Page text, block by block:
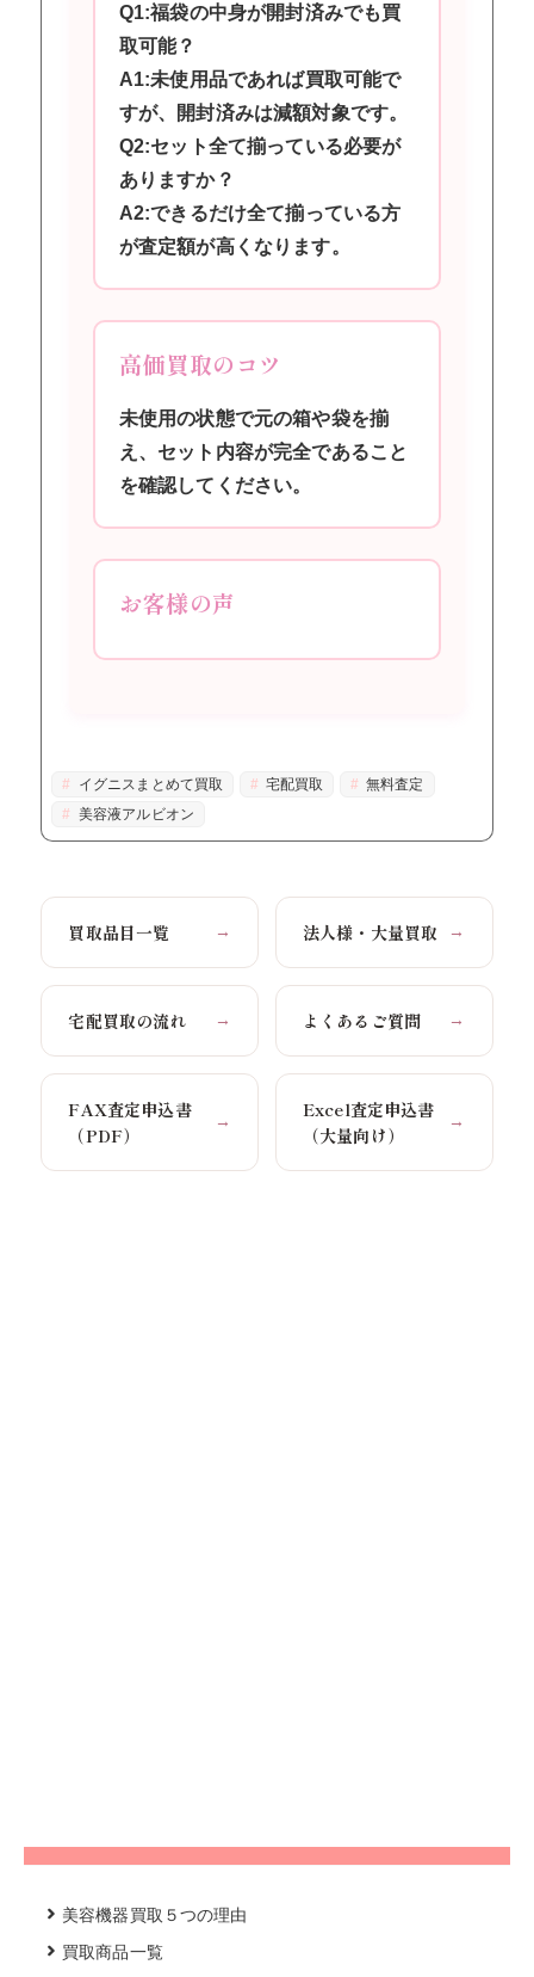
Q1:福袋の中身が開封済みでも買
取可能？
A1:未使用品であれば買取可能で
すが、開封済みは減額対象です。
Q2:セット全て揃っている必要が
ありますか？
A2:できるだけ全て揃っている方
が査定額が高くなります。
高価買取のコツ
未使用の状態で元の箱や袋を揃
え、セット内容が完全であること
を確認してください。
お客様の声
イグニスまとめて買取 宅配買取
無料査定
美容液アルビオン
買取品目一覧 → 法人様・大量買取 →
宅配買取の流れ → よくあるご質問 →
FAX査定申込書
（PDF）
→
Excel査定申込書
（大量向け）
→
美容機器買取５つの理由
買取商品一覧